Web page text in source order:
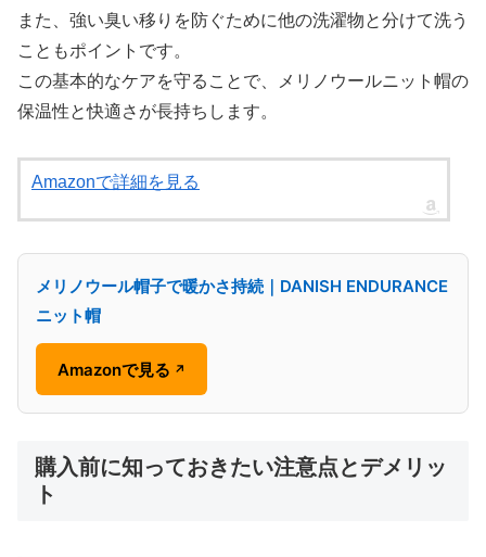
また、強い臭い移りを防ぐために他の洗濯物と分けて洗う
こともポイントです。
この基本的なケアを守ることで、メリノウールニット帽の
保温性と快適さが長持ちします。
Amazonで詳細を見る
メリノウール帽子で暖かさ持続｜DANISH ENDURANCE
ニット帽
Amazonで見る ↗
購入前に知っておきたい注意点とデメリッ
ト